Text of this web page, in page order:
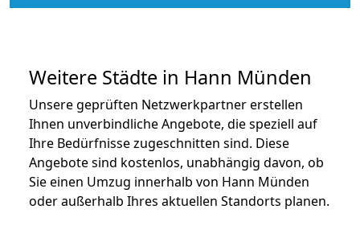
Weitere Städte in Hann Münden
Unsere geprüften Netzwerkpartner erstellen
Ihnen unverbindliche Angebote, die speziell auf
Ihre Bedürfnisse zugeschnitten sind. Diese
Angebote sind kostenlos, unabhängig davon, ob
Sie einen Umzug innerhalb von Hann Münden
oder außerhalb Ihres aktuellen Standorts planen.